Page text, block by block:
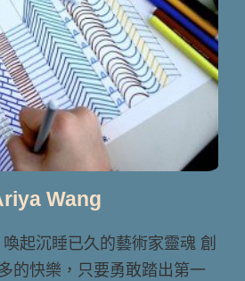
Wang
起沉睡已久的藝術家靈魂 創
的快樂，只要勇敢踏出第一